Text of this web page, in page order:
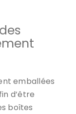
emballées
d’être
boîtes